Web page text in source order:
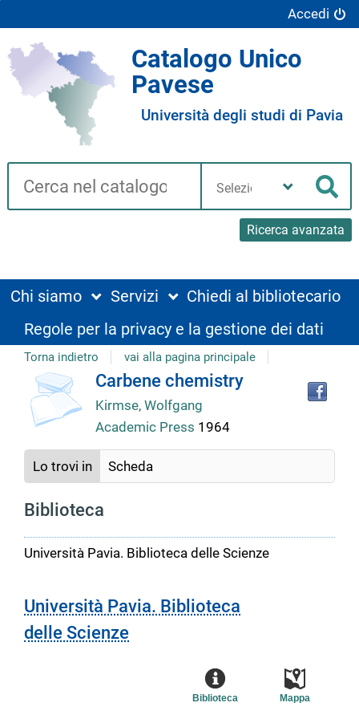
Accedi
Catalogo Unico
Pavese
Università degli studi di Pavia
Cerca su "Catalogo"
Ricerca avanzata
biblioteca
Chi siamo Servizi
Chiedi al bibliotecario
Regole per la privacy e la gestione dei dati
Torna indietro vai alla pagina principale
Dettaglio
del
documento
copertina Carbene chemistry
Kirmse, Wolfgang
Academic Press 1964
Lo trovi in Scheda
Biblioteca
Università Pavia. Biblioteca delle Scienze
Università Pavia. Biblioteca
delle Scienze
Mappa
Biblioteca